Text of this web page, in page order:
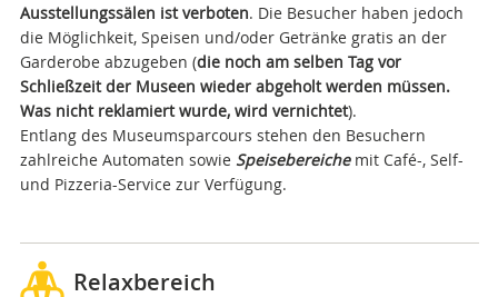
Ausstellungssälen ist verboten. Die Besucher haben jedoch
die Möglichkeit, Speisen und/oder Getränke gratis an der
Garderobe abzugeben (die noch am selben Tag vor
Schließzeit der Museen wieder abgeholt werden müssen.
Was nicht reklamiert wurde, wird vernichtet).
Entlang des Museumsparcours stehen den Besuchern
zahlreiche Automaten sowie Speisebereiche mit Café-, Self-
und Pizzeria-Service zur Verfügung.
Relaxbereich